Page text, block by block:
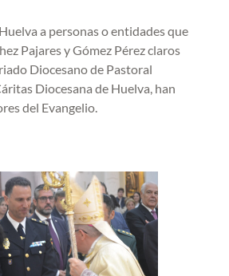
a personas o entidades que
Pajares y Gómez Pérez claros
Diocesano de Pastoral
Diocesana de Huelva, han
del Evangelio.